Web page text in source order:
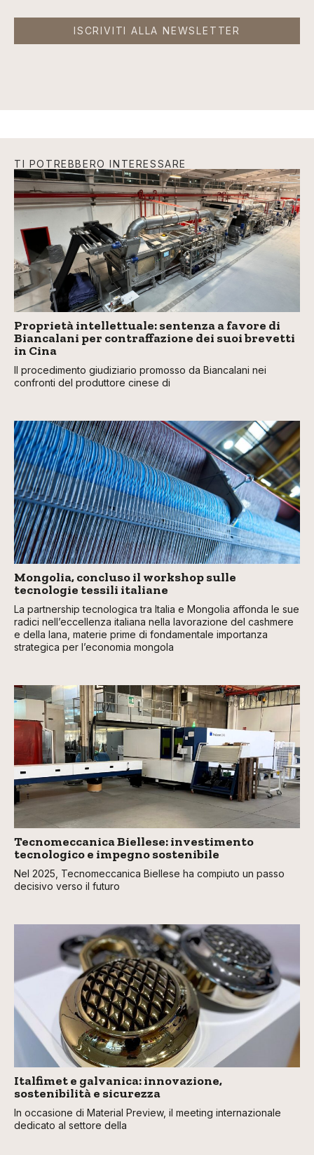
ISCRIVITI ALLA NEWSLETTER
TI POTREBBERO INTERESSARE
Proprietà intellettuale: sentenza a favore di
Biancalani per contraffazione dei suoi brevetti
in Cina
Il procedimento giudiziario promosso da Biancalani nei
confronti del produttore cinese di
Mongolia, concluso il workshop sulle
tecnologie tessili italiane
La partnership tecnologica tra Italia e Mongolia affonda le sue
radici nell’eccellenza italiana nella lavorazione del cashmere
e della lana, materie prime di fondamentale importanza
strategica per l’economia mongola
Tecnomeccanica Biellese: investimento
tecnologico e impegno sostenibile
Nel 2025, Tecnomeccanica Biellese ha compiuto un passo
decisivo verso il futuro
Italfimet e galvanica: innovazione,
sostenibilità e sicurezza
In occasione di Material Preview, il meeting internazionale
dedicato al settore della